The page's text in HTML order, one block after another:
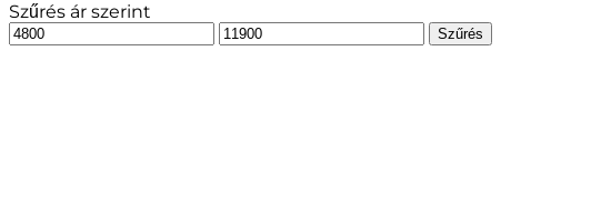
Szűrés ár szerint
Min
ár
Max
ár
Szűrés